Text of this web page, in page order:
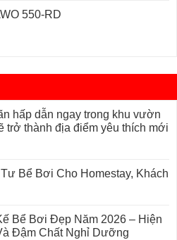
550-RD
hấp dẫn ngay trong khu vườn
trở thành địa điểm yêu thích mới
Bể Bơi Cho Homestay, Khách
Bể Bơi Đẹp Năm 2026 – Hiện
Đậm Chất Nghỉ Dưỡng